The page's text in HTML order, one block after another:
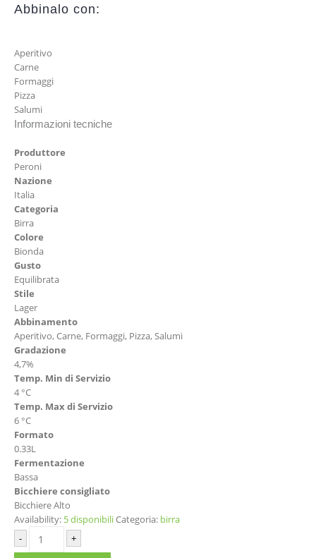
Abbinalo con:
Aperitivo
Carne
Formaggi
Pizza
Salumi
Informazioni tecniche
Produttore
Peroni
Nazione
Italia
Categoria
Birra
Colore
Bionda
Gusto
Equilibrata
Stile
Lager
Abbinamento
Aperitivo, Carne, Formaggi, Pizza, Salumi
Gradazione
4,7%
Temp. Min di Servizio
4 °C
Temp. Max di Servizio
6 °C
Formato
0.33L
Fermentazione
Bassa
Bicchiere consigliato
Bicchiere Alto
Availability: 5 disponibiliCategoria: birra
-
+